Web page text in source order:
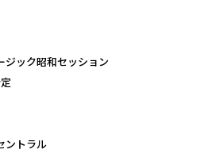
ジック昭和セッション
ントラル